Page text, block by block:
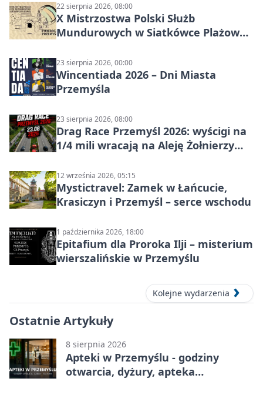
22 sierpnia 2026, 08:00
X Mistrzostwa Polski Służb
Mundurowych w Siatkówce Plażowej
23 sierpnia 2026, 00:00
Wincentiada 2026 – Dni Miasta
Przemyśla
23 sierpnia 2026, 08:00
Drag Race Przemyśl 2026: wyścigi na
1/4 mili wracają na Aleję Żołnierzy
12 września 2026, 05:15
Mystictravel: Zamek w Łańcucie,
Krasiczyn i Przemyśl – serce wschodu
1 października 2026, 18:00
Epitafium dla Proroka Ilji – misterium
wierszalińskie w Przemyślu
Kolejne wydarzenia
Ostatnie Artykuły
8 sierpnia 2026
Apteki w Przemyślu - godziny
otwarcia, dyżury, apteka